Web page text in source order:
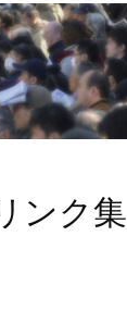
ンク集